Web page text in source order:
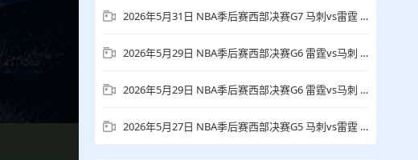
2026年5月31日 NBA季后赛西部决赛G7 马刺vs雷霆 全场录像回放
2026年5月29日 NBA季后赛西部决赛G6 雷霆vs马刺 全场集锦
2026年5月29日 NBA季后赛西部决赛G6 雷霆vs马刺 全场录像回放
2026年5月27日 NBA季后赛西部决赛G5 马刺vs雷霆 全场集锦